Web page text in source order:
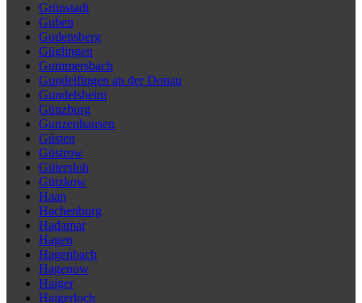
Grünstadt
Guben
Gudensberg
Güglingen
Gummersbach
Gundelfingen an der Donau
Gundelsheim
Günzburg
Gunzenhausen
Güsten
Güstrow
Gütersloh
Gützkow
Haan
Hachenburg
Hadamar
Hagen
Hagenbach
Hagenow
Haiger
Haigerloch